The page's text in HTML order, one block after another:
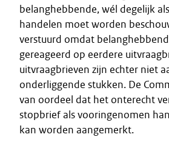
belanghebbende, wél degelijk
handelen moet worden
verstuurd omdat
gereageerd op eerdere
uitvraagbrieven zijn echter niet
onderliggende stukken. De
van oordeel dat het onterecht
stopbrief als vooringenomen
kan worden aangemerkt.